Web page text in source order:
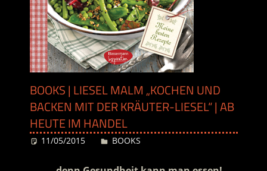
BOOKS | LIESEL MALM „KOCHEN UND
BACKEN MIT DER KRÄUTER-LIESEL“ | AB
HEUTE IM HANDEL
11/05/2015 Desiree
BOOKS